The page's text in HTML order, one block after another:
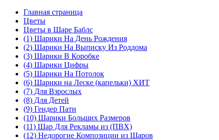
Главная страница
Цветы
Цветы в Шаре Баблс
(1) Шарики На День Рождения
(2) Шарики На Выписку Из Роддома
(3) Шарики В Коробке
(4) Шарики Цифры
(5) Шарики На Потолок
(6) Шарики на Леске (капельки) ХИТ
(7) Для Взрослых
(8) Для Детей
(9) Гендер Пати
(10) Шарики Больших Размеров
(11) Шар Для Рекламы из (ПВХ)
(12) Недорогие Композиции из Шаров